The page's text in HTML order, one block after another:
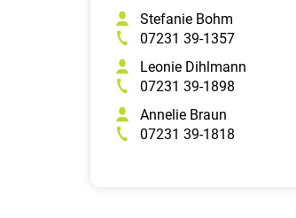
Stefanie Bohm
07231 39-1357
Leonie Dihlmann
07231 39-1898
Annelie Braun
07231 39-1818